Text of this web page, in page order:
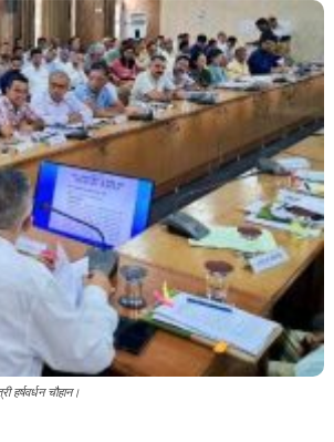
नेटवर्क
हर्षवर्धन चौहान।